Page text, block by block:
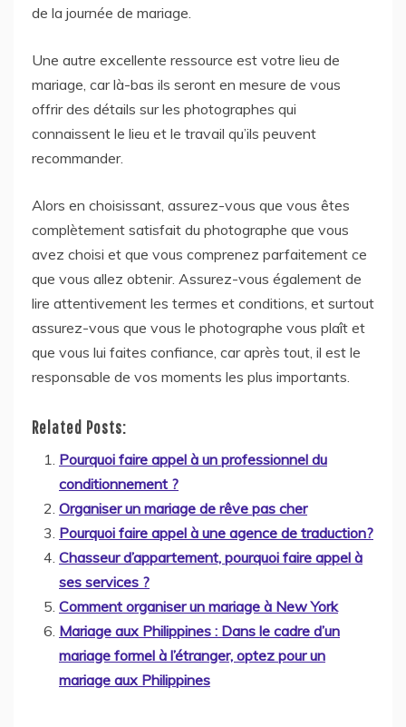
de la journée de mariage.
Une autre excellente ressource est votre lieu de
mariage, car là-bas ils seront en mesure de vous
offrir des détails sur les photographes qui
connaissent le lieu et le travail qu’ils peuvent
recommander.
Alors en choisissant, assurez-vous que vous êtes
complètement satisfait du photographe que vous
avez choisi et que vous comprenez parfaitement ce
que vous allez obtenir. Assurez-vous également de
lire attentivement les termes et conditions, et surtout
assurez-vous que vous le photographe vous plaît et
que vous lui faites confiance, car après tout, il est le
responsable de vos moments les plus importants.
Related Posts:
Pourquoi faire appel à un professionnel du
conditionnement ?
Organiser un mariage de rêve pas cher
Pourquoi faire appel à une agence de traduction?
Chasseur d’appartement, pourquoi faire appel à
ses services ?
Comment organiser un mariage à New York
Mariage aux Philippines : Dans le cadre d’un
mariage formel à l’étranger, optez pour un
mariage aux Philippines